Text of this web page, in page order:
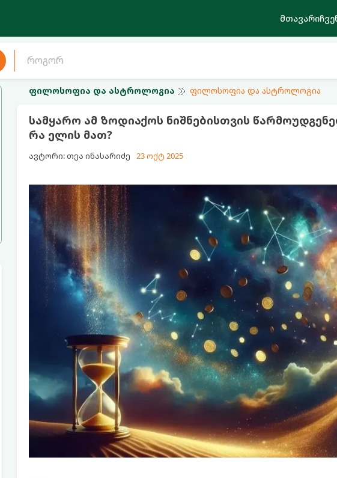
მთავარი
ფილოსოფია და ასტროლოგია ფილოსოფია და ასტროლოგია
სამყარო ამ ზოდიაქოს ნიშნებისთვის
რა ელის მათ?
ავტორი: თეა ინასარიძე 23 ოქტ 2025